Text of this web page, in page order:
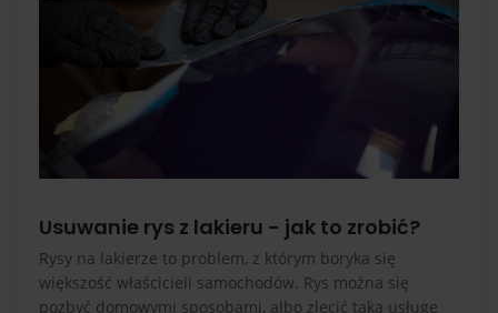
Usuwanie rys z lakieru - jak to zrobić?
Rysy na lakierze to problem, z którym boryka się
większość właścicieli samochodów. Rys można się
pozbyć domowymi sposobami, albo zlecić taką usługę